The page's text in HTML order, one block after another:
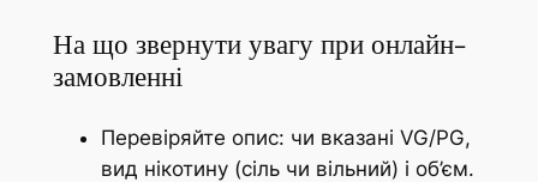
На що звернути увагу при онлайн-
замовленні
Перевіряйте опис: чи вказані VG/PG,
вид нікотину (сіль чи вільний) і об’єм.